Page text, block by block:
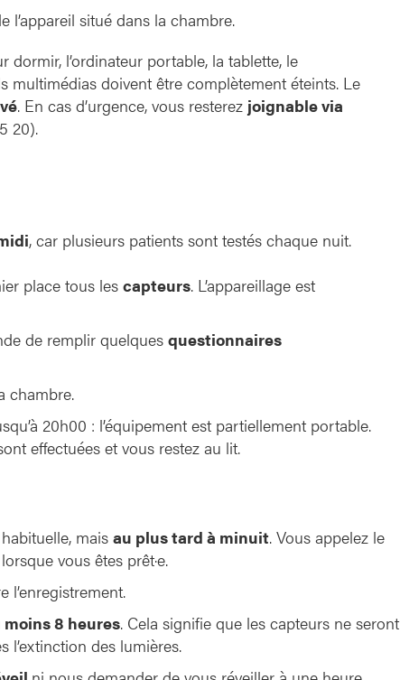
l’appareil situé dans la chambre.
dormir, l’ordinateur portable, la tablette, le
multimédias doivent être complètement éteints. Le
. En cas d’urgence, vous resterez joignable via
20).
, car plusieurs patients sont testés chaque nuit.
place tous les capteurs. L’appareillage est
de remplir quelques questionnaires
chambre.
20h00 : l’équipement est partiellement portable.
effectuées et vous restez au lit.
mais au plus tard à minuit. Vous appelez le
vous êtes prêt·e.
l’enregistrement.
moins 8 heures. Cela signifie que les capteurs ne seront
l’extinction des lumières.